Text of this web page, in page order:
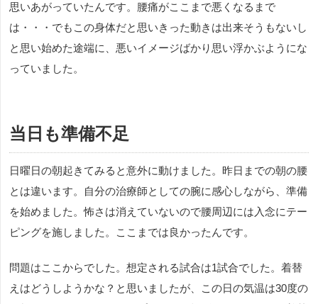
思いあがっていたんです。腰痛がここまで悪くなるまで
は・・・でもこの身体だと思いきった動きは出来そうもないし
と思い始めた途端に、悪いイメージばかり思い浮かぶようにな
っていました。
当日も準備不足
日曜日の朝起きてみると意外に動けました。昨日までの朝の腰
とは違います。自分の治療師としての腕に感心しながら、準備
を始めました。怖さは消えていないので腰周辺には入念にテー
ピングを施しました。ここまでは良かったんです。
問題はここからでした。想定される試合は1試合でした。着替
えはどうしようかな？と思いましたが、この日の気温は30度の